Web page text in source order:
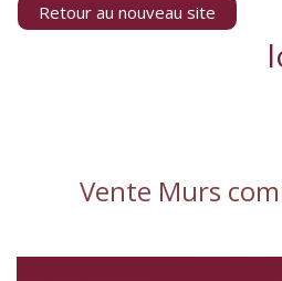
Retour au nouveau site
Vente Murs